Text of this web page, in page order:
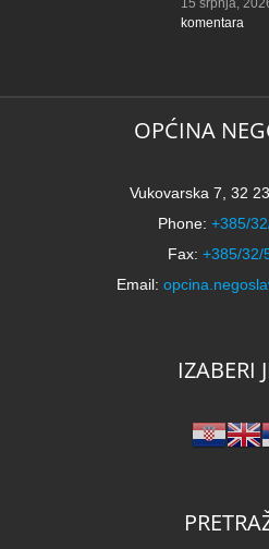
15 srpnja,
komentara
OPĆINA
Vukovarska 7, 32
Phone: +385/
Fax: +385/32/
Email:
IZABERI